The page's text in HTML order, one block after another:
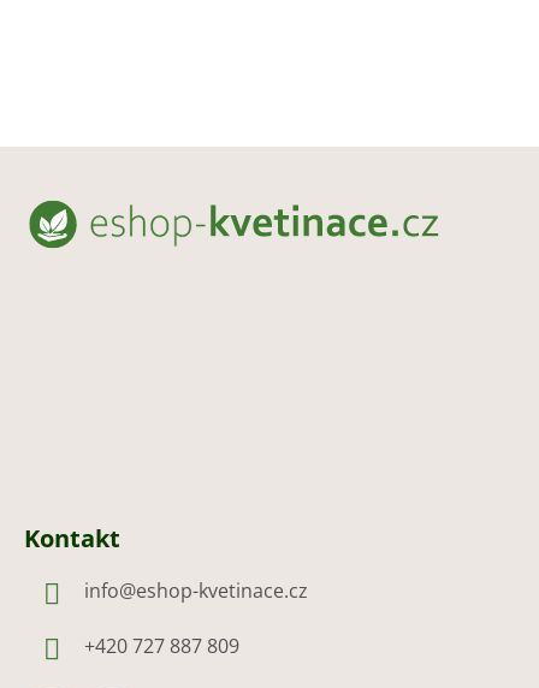
Z
Kontakt
info@eshop-kvetinace.cz
+420 727 887 809